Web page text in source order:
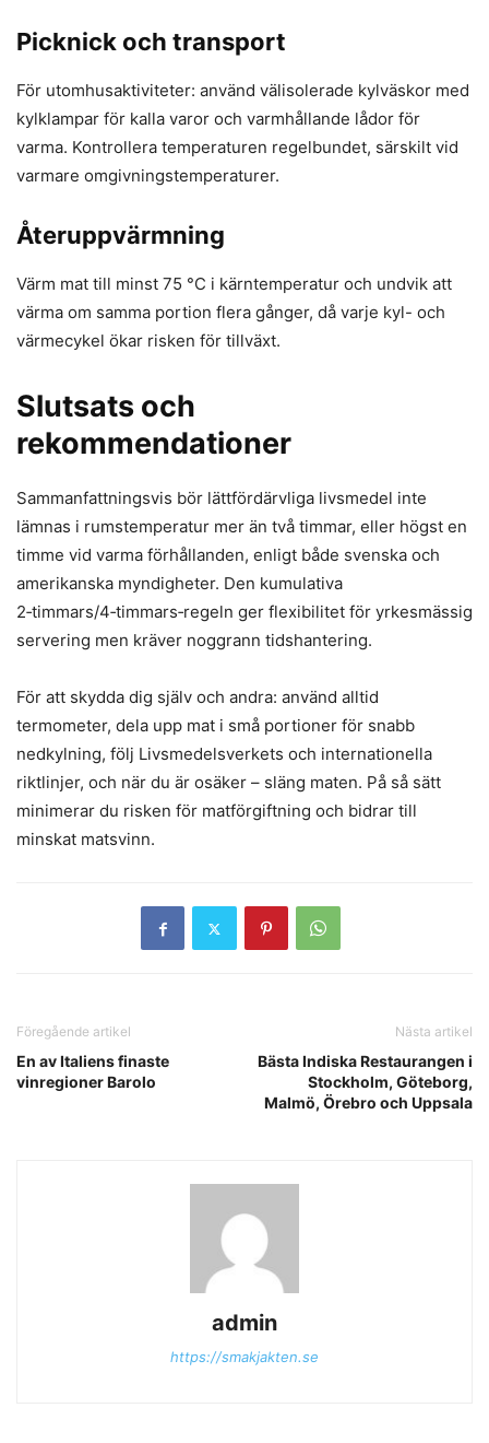
Picknick och transport
För utomhusaktiviteter: använd välisolerade kylväskor med
kylklampar för kalla varor och varmhållande lådor för
varma. Kontrollera temperaturen regelbundet, särskilt vid
varmare omgivningstemperaturer.
Återuppvärmning
Värm mat till minst 75 °C i kärntemperatur och undvik att
värma om samma portion flera gånger, då varje kyl- och
värmecykel ökar risken för tillväxt.
Slutsats och
rekommendationer
Sammanfattningsvis bör lättfördärvliga livsmedel inte
lämnas i rumstemperatur mer än två timmar, eller högst en
timme vid varma förhållanden, enligt både svenska och
amerikanska myndigheter. Den kumulativa
2‑timmars/4‑timmars‑regeln ger flexibilitet för yrkesmässig
servering men kräver noggrann tidshantering.
För att skydda dig själv och andra: använd alltid
termometer, dela upp mat i små portioner för snabb
nedkylning, följ Livsmedelsverkets och internationella
riktlinjer, och när du är osäker – släng maten. På så sätt
minimerar du risken för matförgiftning och bidrar till
minskat matsvinn.
Föregående artikel
En av Italiens finaste
vinregioner Barolo
Nästa artikel
Bästa Indiska Restaurangen i
Stockholm, Göteborg,
Malmö, Örebro och Uppsala
admin
https://smakjakten.se